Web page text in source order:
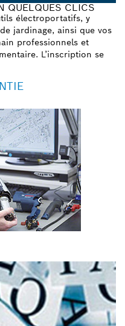
QUELQUES CLICS
électroportatifs, y
jardinage, ainsi que vos
professionnels et
L’inscription se